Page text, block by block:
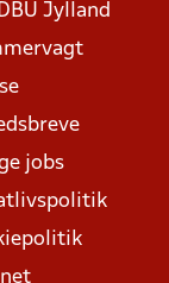
Jylland
jobs